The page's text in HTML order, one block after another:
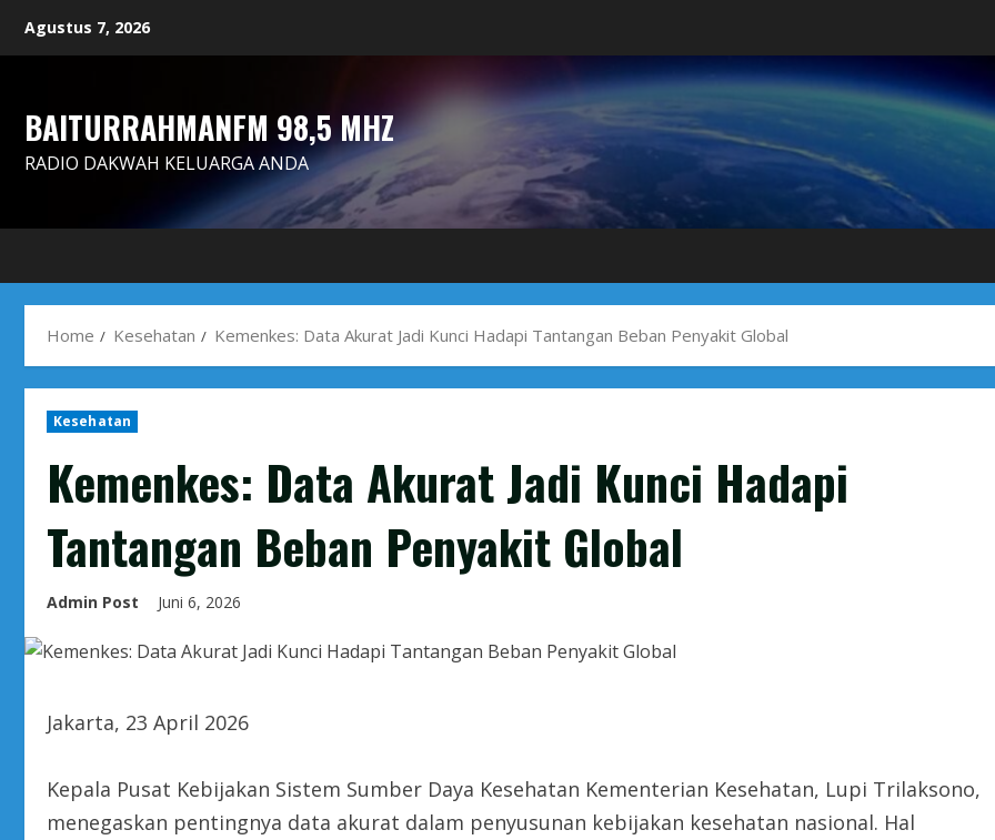
Agustus 7, 2026
BAITURRAHMANFM 98,5 MHZ
RADIO DAKWAH KELUARGA ANDA
Home Kesehatan Kemenkes: Data Akurat Jadi Kunci Hadapi Tantangan Beban Penyakit Global
Kesehatan
Kemenkes: Data Akurat Jadi Kunci Hadapi
Tantangan Beban Penyakit Global
Admin Post Juni 6, 2026
Jakarta, 23 April 2026
Kepala Pusat Kebijakan Sistem Sumber Daya Kesehatan Kementerian Kesehatan, Lupi Trilaksono,
menegaskan pentingnya data akurat dalam penyusunan kebijakan kesehatan nasional. Hal